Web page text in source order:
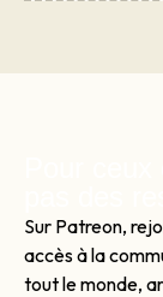
Sur Patreon,
accès à la
tout le monde,